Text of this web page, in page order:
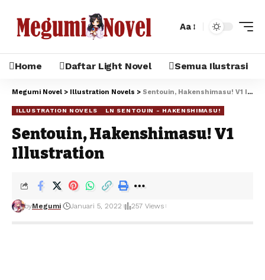
Aa
Home Daftar Light Novel Semua Ilustrasi
Megumi Novel > Illustration Novels > Sentouin, Hakenshimasu! V1 Illustration
ILLUSTRATION NOVELS LN SENTOUIN - HAKENSHIMASU!
Sentouin, Hakenshimasu! V1
Illustration
byMegumi Januari 5, 2022 257 Views